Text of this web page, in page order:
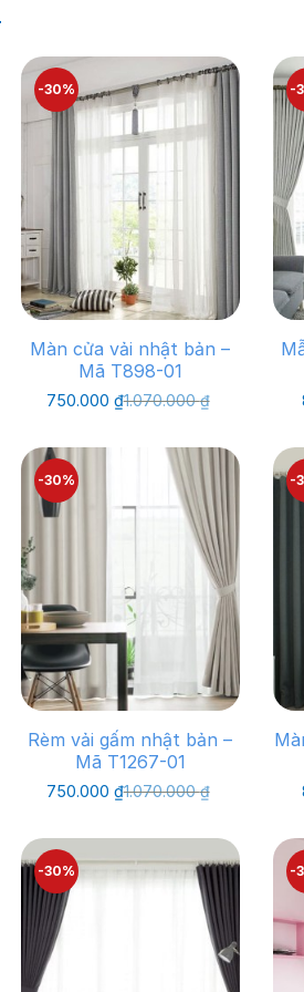
-30%
Màn cửa vải nhật bản –
Mã T898-01
1.070.000₫
Giá
1.070.000 ₫.
750.000 ₫ Giá
750.000 ₫.
-
-30%
Rèm vải gấm nhật bản –
Mã T1267-01
1.070.000₫
Giá
1.070.000 ₫.
750.000 ₫ Giá
là:
-
-30% -